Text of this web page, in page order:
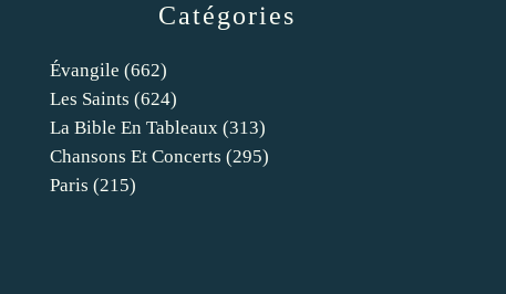
Catégories
Évangile (662)
Les Saints (624)
La Bible En Tableaux (313)
Chansons Et Concerts (295)
Paris (215)